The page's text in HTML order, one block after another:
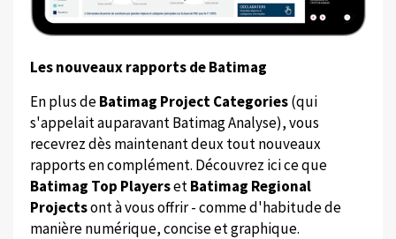
Les nouveaux rapports de Batimag
En plus deBatimag Project Categories(qui
s'appelait auparavant Batimag Analyse), vous
recevrez dès maintenant deux tout nouveaux
rapports en complément. Découvrez ici ce que
Batimag Top PlayersetBatimag Regional
Projectsont à vous offrir - comme d'habitude de
manière numérique, concise et graphique.